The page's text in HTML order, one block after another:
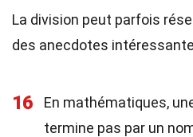
La division peut parfois
des anecdotes
16
En mathématiques,
termine pas par un